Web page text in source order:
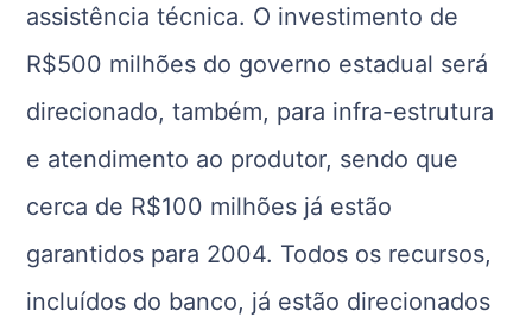
assistência técnica. O investimento de
R$500 milhões do governo estadual será
direcionado, também, para infra-estrutura
e atendimento ao produtor, sendo que
cerca de R$100 milhões já estão
garantidos para 2004. Todos os recursos,
incluídos do banco, já estão direcionados